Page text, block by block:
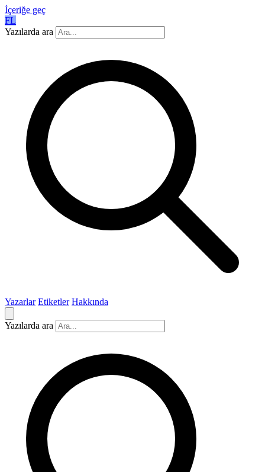
İçeriğe geç
FL
Yazılarda ara
Yazarlar Etiketler Hakkında
Yazılarda ara